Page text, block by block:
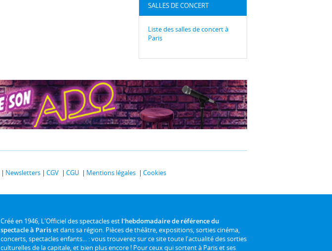
SALLES DE CONCERT
Liste des salles de concert à
Paris
Newsletters CGV CGU Mentions légales Cookies
Créé en 1946, L'Officiel des spectacles est l'hebdomadaire de référence du
spectacle à Pariset dans sa région. Pièces de théâtre, expositions, sorties cinéma,
concerts, spectacles enfants... : vous trouverez sur ce site toute l'actualité des sorties
culturelles de la capitale, et bien plus encore ! Pour ceux qui sortent à Paris et ses